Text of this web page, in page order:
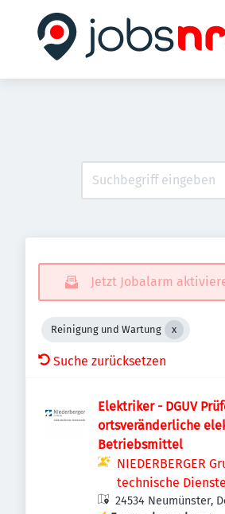
Jetzt Jobalarm
Reinigung und Wartung
Suche zurücksetzen
Elektriker - DGUV
ortsveränderliche
Betriebsmittel
NIEDERBERGER
technische
24534 Neumünster,